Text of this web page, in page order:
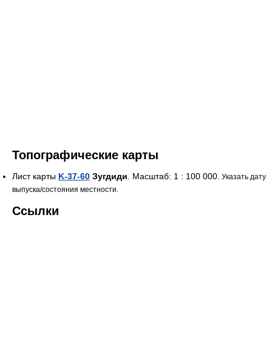
Топографические карты
Лист карты K-37-60 Зугдиди . Масштаб: 1 : 100 000. Указать дату
выпуска/состояния местности.
Ссылки